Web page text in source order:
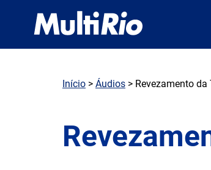
Início > Áudios > Revezamento